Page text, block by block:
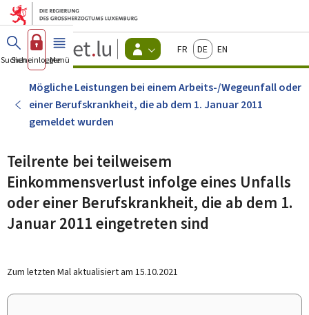
Zum Hauptmenü
Zum Inhalt
Guichet.lu
Changer
d'espace
-
Menu
bürger
FrançaisDeutschEnglish
Suchen
Sich einloggen
Menü Haupt-
Mögliche Leistungen bei einem Arbeits-/Wegeunfall oder
einer Berufskrankheit, die ab dem 1. Januar 2011
gemeldet wurden
Teilrente bei teilweisem
Einkommensverlust infolge eines Unfalls
oder einer Berufskrankheit, die ab dem 1.
Januar 2011 eingetreten sind
Zum letzten Mal aktualisiert am 15.10.2021